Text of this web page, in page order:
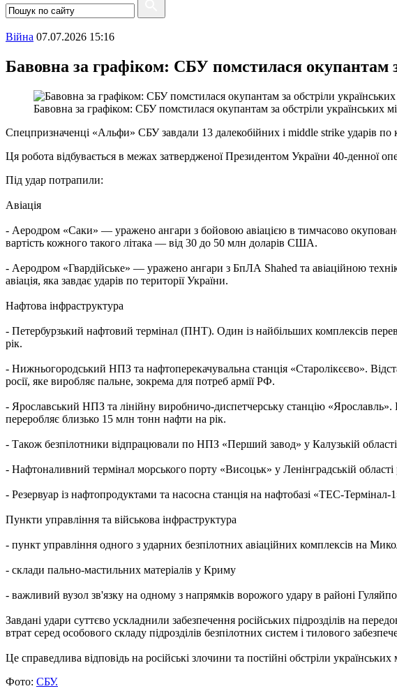
Війна 07.07.2026 15:16
Бавовна за графіком: СБУ помстилася окупантам
Бавовна за графіком: СБУ помстилася окупантам за обстріли українських
Спецпризначенці «Альфи» СБУ завдали 13 далекобійних і middle strike ударів
Ця робота відбувається в межах затвердженої Президентом України 40-денної
Під удар потрапили:
Авіація
- Аеродром «Саки» — уражено ангари з бойовою авіацією в тимчасово
вартість кожного такого літака — від 30 до 50 млн доларів США.
- Аеродром «Гвардійське» — уражено ангари з БпЛА Shahed та авіаційною
авіація, яка завдає ударів по території України.
Нафтова інфраструктура
- Петербурзький нафтовий термінал (ПНТ). Один із найбільших комплексів
рік.
- Нижньогородський НПЗ та нафтоперекачувальна станція «Старолікєєво».
росії, яке виробляє пальне, зокрема для потреб армії РФ.
- Ярославський НПЗ та лінійну виробничо-диспетчерську станцію
переробляє близько 15 млн тонн нафти на рік.
- Також безпілотники відпрацювали по НПЗ «Перший завод» у Калузькій
- Нафтоналивний термінал морського порту «Висоцьк» у Ленінградській
- Резервуар із нафтопродуктами та насосна станція на нафтобазі «ТЕС-Термінал-
Пункти управління та військова інфраструктура
- пункт управління одного з ударних безпілотних авіаційних комплексів на
- склади пально-мастильних матеріалів у Криму
- ⁠важливий вузол зв'язку на одному з напрямків ворожого удару в районі
Завдані удари суттєво ускладнили забезпечення російських підрозділів на
втрат серед особового складу підрозділів безпілотних систем і тилового
Це справедлива відповідь на російські злочини та постійні обстріли
Фото: СБУ.